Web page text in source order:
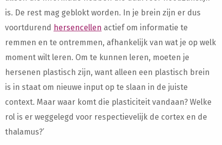
is. De rest mag geblokt worden. In je brein zijn er dus
voortdurend hersencellen actief om informatie te
remmen en te ontremmen, afhankelijk van wat je op welk
moment wilt leren. Om te kunnen leren, moeten je
hersenen plastisch zijn, want alleen een plastisch brein
is in staat om nieuwe input op te slaan in de juiste
context. Maar waar komt die plasticiteit vandaan? Welke
rol is er weggelegd voor respectievelijk de cortex en de
thalamus?’